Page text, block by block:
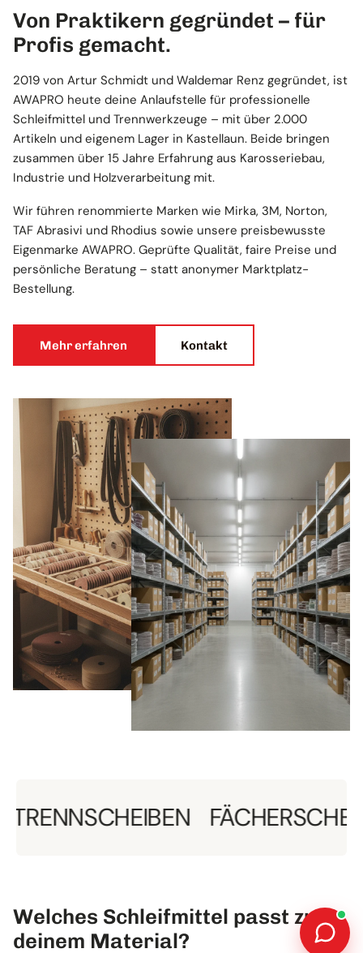
Von Praktikern gegründet – für
Profis gemacht.
2019 von Artur Schmidt und Waldemar Renz gegründet, ist
AWAPRO heute deine Anlaufstelle für professionelle
Schleifmittel und Trennwerkzeuge – mit über 2.000
Artikeln und eigenem Lager in Kastellaun. Beide bringen
zusammen über 15 Jahre Erfahrung aus Karosseriebau,
Industrie und Holzverarbeitung mit.
Wir führen renommierte Marken wie Mirka, 3M, Norton,
TAF Abrasivi und Rhodius sowie unsere preisbewusste
Eigenmarke AWAPRO. Geprüfte Qualität, faire Preise und
persönliche Beratung – statt anonymer Marktplatz-
Bestellung.
Mehr erfahren Kontakt
FÄCHERSCHEIBEN
Welches Schleifmittel passt zu
deinem Material?